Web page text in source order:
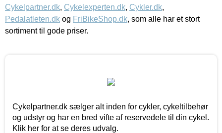
Cykelpartner.dk, Cykelexperten.dk, Cykler.dk,
Pedalatleten.dk og FriBikeShop.dk, som alle har et stort
sortiment til gode priser.
Cykelpartner.dk sælger alt inden for cykler, cykeltilbehør
og udstyr og har en bred vifte af reservedele til din cykel.
Klik her for at se deres udvalg.